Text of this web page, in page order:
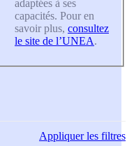
adaptées à ses
capacités. Pour en
savoir plus, consultez
le site de l’UNEA.
Appliquerles filtres